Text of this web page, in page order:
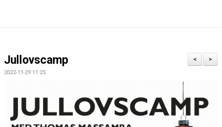
DOKUMENT
>
<
Jullovscamp
2022-11-29 11:25